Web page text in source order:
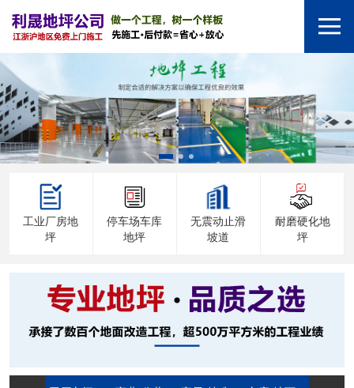
工业厂房地
坪
停车场车库
地坪
无震动止滑
坡道
耐磨硬化地
坪